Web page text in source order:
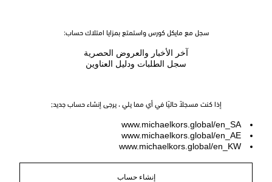
سجل مع مايكل كورس واستمتع بمزايا امتلاك حساب:
آخر الأخبار والعروض الحصرية
سجل الطلبات ودليل العناوين
إذا كنت مسجلاً حاليًا في أي مما يلي ، يرجى إنشاء حساب جديد;
www.michaelkors.global/en_SA
www.michaelkors.global/en_AE
www.michaelkors.global/en_KW
إنشاء حساب